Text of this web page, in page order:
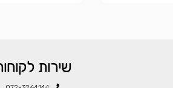
שירות